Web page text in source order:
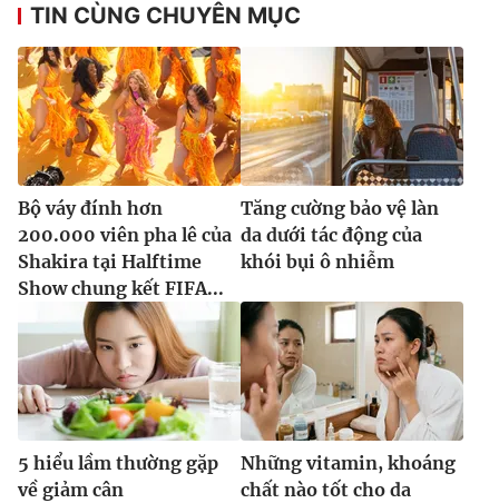
TIN CÙNG CHUYÊN MỤC
Bộ váy đính hơn
200.000 viên pha lê của
Shakira tại Halftime
Show chung kết FIFA...
Tăng cường bảo vệ làn
da dưới tác động của
khói bụi ô nhiễm
5 hiểu lầm thường gặp
về giảm cân
Những vitamin, khoáng
chất nào tốt cho da